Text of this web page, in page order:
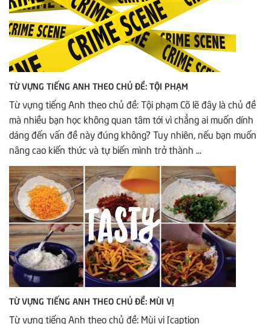
TỪ VỰNG TIẾNG ANH THEO CHỦ ĐỀ: TỘI PHẠM
Từ vựng tiếng Anh theo chủ đề: Tội phạm Cõ lẽ đây là chủ đề
mà nhiều bạn học không quan tâm tới vì chẳng ai muốn dính
dáng đến vấn đề này đúng không? Tuy nhiên, nếu bạn muốn
nâng cao kiến thức và tự biến mình trở thành ...
TỪ VỰNG TIẾNG ANH THEO CHỦ ĐỀ: MÙI VỊ
Từ vựng tiếng Anh theo chủ đề: Mùi vị [caption